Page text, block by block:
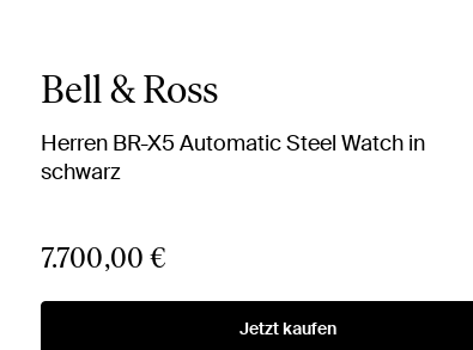
Bell & Ross
Herren BR-X5 Automatic Steel Watch in
schwarz
7.700,00 €
Jetzt kaufen